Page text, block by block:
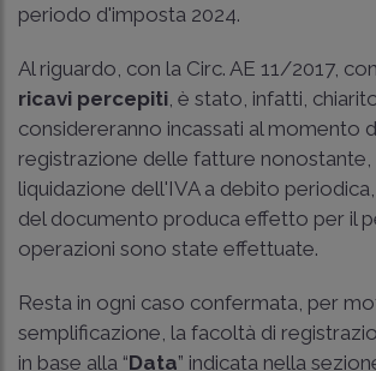
periodo d'imposta 2024.
Al riguardo, con la Circ. AE 11/2017,
ricavi percepiti , è stato, infatti,
considereranno incassati al momento
registrazione delle fatture nonostante,
liquidazione dell'IVA a debito
del documento produca effetto per il
operazioni sono state effettuate.
Resta in ogni caso confermata, per
semplificazione, la facoltà di
in base alla “Data” indicata nella